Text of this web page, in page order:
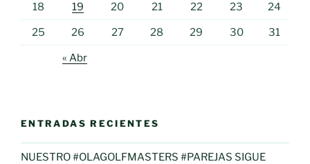
18 19 20 21 22 23 24
25 26 27 28 29 30 31
« Abr
ENTRADAS RECIENTES
NUESTRO #OLAGOLFMASTERS #PAREJAS SIGUE